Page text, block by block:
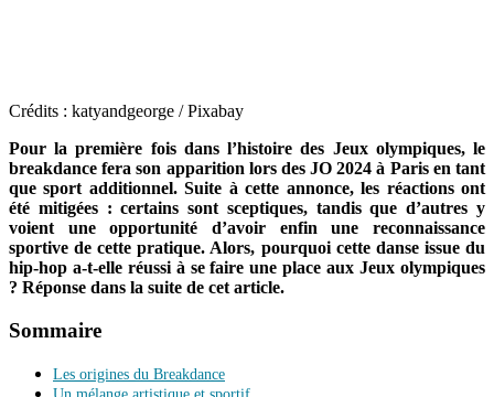
Crédits : katyandgeorge / Pixabay
Pour la première fois dans l’histoire des Jeux olympiques, le
breakdance fera son apparition lors des JO 2024 à Paris en tant
que sport additionnel.Suite à cette annonce, les réactions ont
été mitigées :certains sont sceptiques, tandis que d’autres y
voient une opportunité d’avoir enfin une reconnaissance
sportive de cette pratique. Alors, pourquoi cette danse issue du
hip-hop a-t-elle réussi à se faire une place aux Jeux olympiques
? Réponse dans la suite de cet article.
Sommaire
Les origines du Breakdance